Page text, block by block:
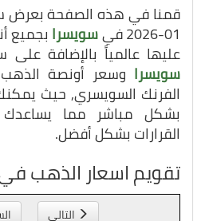
01-2026 في سويسرا بجميع
عليها عالمياً بالإضافة
سويسرا وسعر أونصة
الفرنك السويسري, حيث
بشكل مباشر مما يساعدك
القرارات بشكل أفضل.
تقويم اسعار الذهب
التالي